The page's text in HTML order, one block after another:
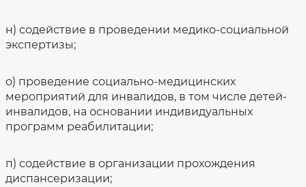
н) содействие в проведении медико-социальной
экспертизы;
о) проведение социально-медицинских
мероприятий для инвалидов, в том числе детей-
инвалидов, на основании индивидуальных
программ реабилитации;
п) содействие в организации прохождения
диспансеризации;